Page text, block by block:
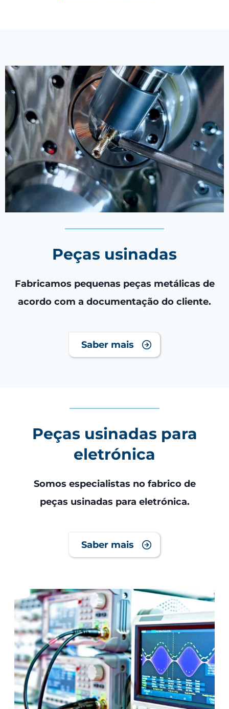
Peças usinadas
Fabricamos pequenas peças metálicas de
acordo com a documentação do cliente.
Saber mais
Peças usinadas para
eletrónica
Somos especialistas no fabrico de
peças usinadas para eletrónica.
Saber mais